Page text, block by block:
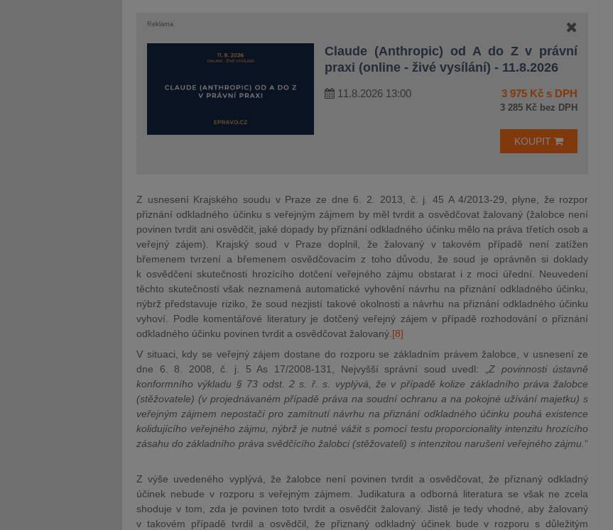
Reklama
Claude (Anthropic) od A do Z v právní
praxi (online - živé vysílání) - 11.8.2026
11.8.2026 13:00 3 975 Kč s DPH
3 285 Kč bez DPH
KOUPIT
Z usnesení Krajského soudu v Praze ze dne 6. 2. 2013, č. j. 45 A 4/2013-29, plyne, že rozpor
přiznání odkladného účinku s veřejným zájmem by měl tvrdit a osvědčovat žalovaný (žalobce není
povinen tvrdit ani osvědčit, jaké dopady by přiznání odkladného účinku mělo na práva třetích osob a
veřejný zájem). Krajský soud v Praze doplnil, že žalovaný v takovém případě není zatížen
břemenem tvrzení a břemenem osvědčovacím z toho důvodu, že soud je oprávněn si doklady
k osvědčení skutečnosti hrozícího dotčení veřejného zájmu obstarat i z moci úřední. Neuvedení
těchto skutečností však neznamená automatické vyhovění návrhu na přiznání odkladného účinku,
nýbrž představuje riziko, že soud nezjistí takové okolnosti a návrhu na přiznání odkladného účinku
vyhoví. Podle komentářové literatury je dotčený veřejný zájem v případě rozhodování o přiznání
odkladného účinku povinen tvrdit a osvědčovat žalovaný. [8]
V situaci, kdy se veřejný zájem dostane do rozporu se základním právem žalobce, v usnesení ze
dne 6. 8. 2008, č. j. 5 As 17/2008-131, Nejvyšší správní soud uvedl: „Z povinnosti ústavně
konformního výkladu § 73 odst. 2 s. ř. s. vyplývá, že v případě kolize základního práva žalobce
(stěžovatele) (v projednávaném případě práva na soudní ochranu a na pokojné užívání majetku) s
veřejným zájmem nepostačí pro zamítnutí návrhu na přiznání odkladného účinku pouhá existence
kolidujícího veřejného zájmu, nýbrž je nutné vážit s pomocí testu proporcionality intenzitu hrozícího
zásahu do základního práva svědčícího žalobci (stěžovateli) s intenzitou narušení veřejného zájmu.“
Z výše uvedeného vyplývá, že žalobce není povinen tvrdit a osvědčovat, že přiznaný odkladný
účinek nebude v rozporu s veřejným zájmem. Judikatura a odborná literatura se však ne zcela
shoduje v tom, zda je povinen toto tvrdit a osvědčit žalovaný. Jistě je tedy vhodné, aby žalovaný
v takovém případě tvrdil a osvědčil, že přiznaný odkladný účinek bude v rozporu s důležitým